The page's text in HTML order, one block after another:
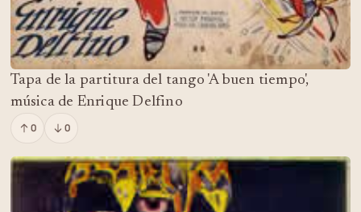
Tapa de la partitura del tango 'A buen tiempo',
música de Enrique Delfino
0 0